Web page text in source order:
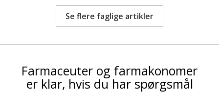
Se flere faglige artikler
Farmaceuter og farmakonomer
er klar, hvis du har spørgsmål